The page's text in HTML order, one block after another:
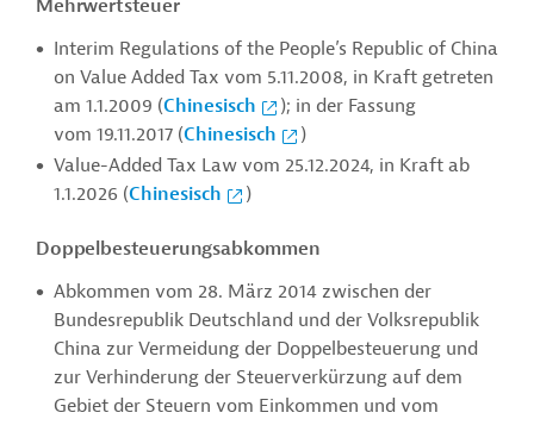
Mehrwertsteuer
Interim Regulations of the People’s Republic of China
on Value Added Tax vom 5.11.2008, in Kraft getreten
am 1.1.2009 (Chinesisch
); in der Fassung
vom 19.11.2017 (Chinesisch
)
Value-Added Tax Law vom 25.12.2024, in Kraft ab
1.1.2026 (Chinesisch )
Doppelbesteuerungsabkommen
Abkommen vom 28. März 2014 zwischen der
Bundesrepublik Deutschland und der Volksrepublik
China zur Vermeidung der Doppelbesteuerung und
zur Verhinderung der Steuerverkürzung auf dem
Gebiet der Steuern vom Einkommen und vom